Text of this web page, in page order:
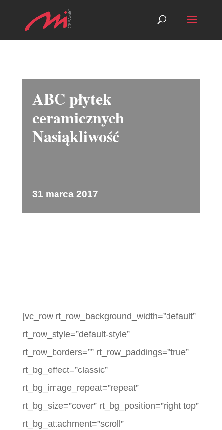
ABC płytek
ceramicznych
Nasiąkliwość
31 marca 2017
[vc_row rt_row_background_width=”default”
rt_row_style=”default-style”
rt_row_borders=”” rt_row_paddings=”true”
rt_bg_effect=”classic”
rt_bg_image_repeat=”repeat”
rt_bg_size=”cover” rt_bg_position=”right top”
rt_bg_attachment=”scroll”